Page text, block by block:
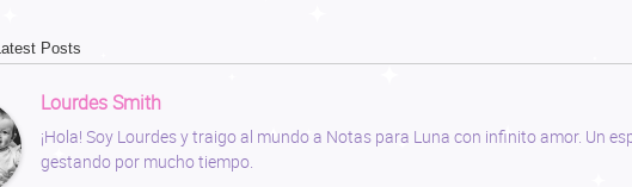
Latest Posts
Lourdes Smith
¡Hola! Soy Lourdes y traigo al mundo a Notas para Luna con infinito amor. Un
gestando por mucho tiempo.